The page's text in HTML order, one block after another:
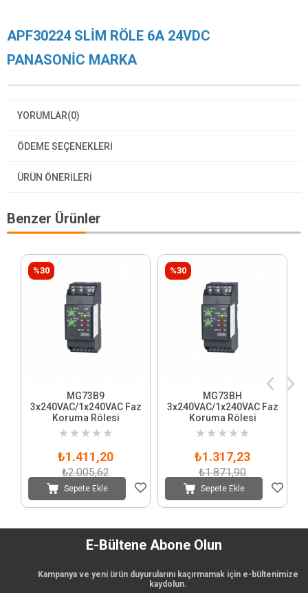
APF30224 SLİM RÖLE 6A 24VDC
PANASONİC MARKA
YORUMLAR(0)
ÖDEME SEÇENEKLERI
ÜRÜN ÖNERILERI
Benzer Ürünler
MG73B9
3x240VAC/1x240VAC Faz
Koruma Rölesi
★ ★ ★ ★ ★
₺1.411,20
₺2.005,62
Sepete Ekle
%30
MG73BH
3x240VAC/1x240VAC Faz
Koruma Rölesi
★ ★ ★ ★ ★
₺1.317,23
₺1.871,90
Sepete Ekle
%30
E-Bültene Abone Olun
Kampanya ve yeni ürün duyurularını kaçırmamak için e-bültenimize
kaydolun.